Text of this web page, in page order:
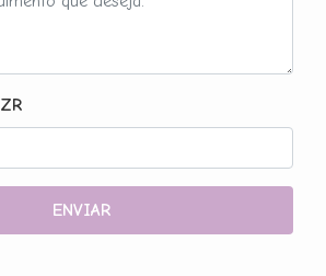
ENVIAR